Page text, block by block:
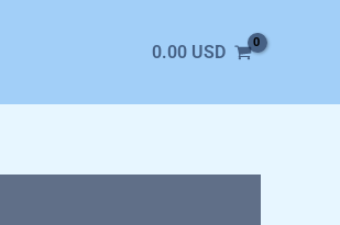
0.00 USD